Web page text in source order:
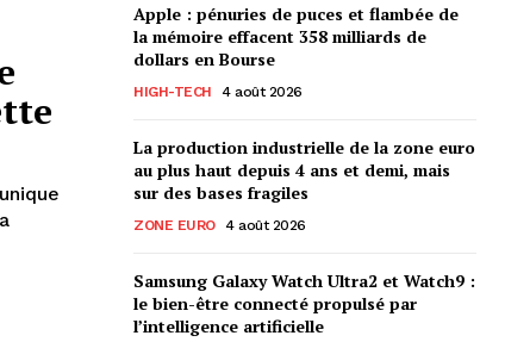
Apple : pénuries de puces et flambée de
la mémoire effacent 358 milliards de
dollars en Bourse
HIGH-TECH 4 août 2026
La production industrielle de la zone euro
au plus haut depuis 4 ans et demi, mais
sur des bases fragiles
ZONE EURO 4 août 2026
Samsung Galaxy Watch Ultra2 et Watch9 :
le bien-être connecté propulsé par
l’intelligence artificielle